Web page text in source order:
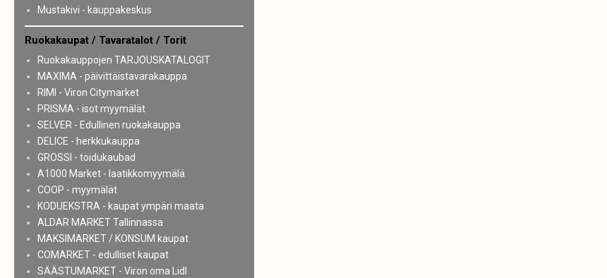
Mustakivi - kauppakeskus
Ruokakaupat / Tavaratalot / Torit
Ruokakauppojen TARJOUSKATALOGIT
MAXIMA - päivittäistavarakauppa
RIMI - Viron Citymarket
PRISMA - isot myymälät
SELVER - Edullinen ruokakauppa
DELICE - herkkukauppa
GROSSI - toidukaubad
A1000 Market - laatikkomyymälä
COOP - myymälät
KODUEKSTRA - kaupat ympäri maata
ALDAR MARKET Tallinnassa
MAKSIMARKET / KONSUM kaupat
COMARKET - edulliset kaupat
SÄÄSTUMARKET - Viron oma Lidl